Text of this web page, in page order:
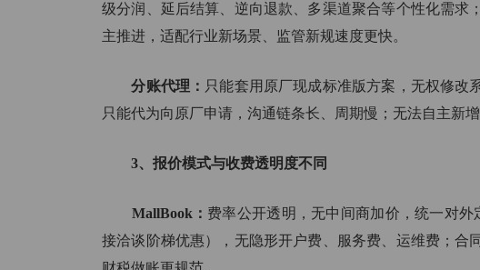
级分润、延后结算、逆向退款、多渠道聚合等个性化需求
主推进，适配行业新场景、监管新规速度更快。
分账代理： 只能套用原厂现成标准版方案，无权修改
只能代为向原厂申请，沟通链条长、周期慢；无法自主新
3、报价模式与收费透明度不同
MallBook： 费率公开透明，无中间商加价，统一对
接洽谈阶梯优惠），无隐形开户费、服务费、运维费；合